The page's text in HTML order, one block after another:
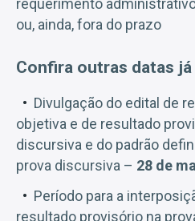
requerimento
ou, ainda, fora do prazo
Confira outras datas
Divulgação do edital de
objetiva e de resultado
discursiva e do padrão
prova discursiva – 28 de
Período para a
resultado provisório na